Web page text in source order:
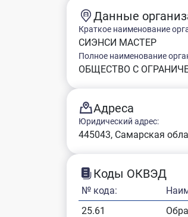
Данные
Краткое наименование
СИЭНСИ МАСТЕР
Полное наименование
ОБЩЕСТВО С
Адреса
Юридический адрес:
445043, Самарская
Коды ОКВЭД
№ кода:
25.61